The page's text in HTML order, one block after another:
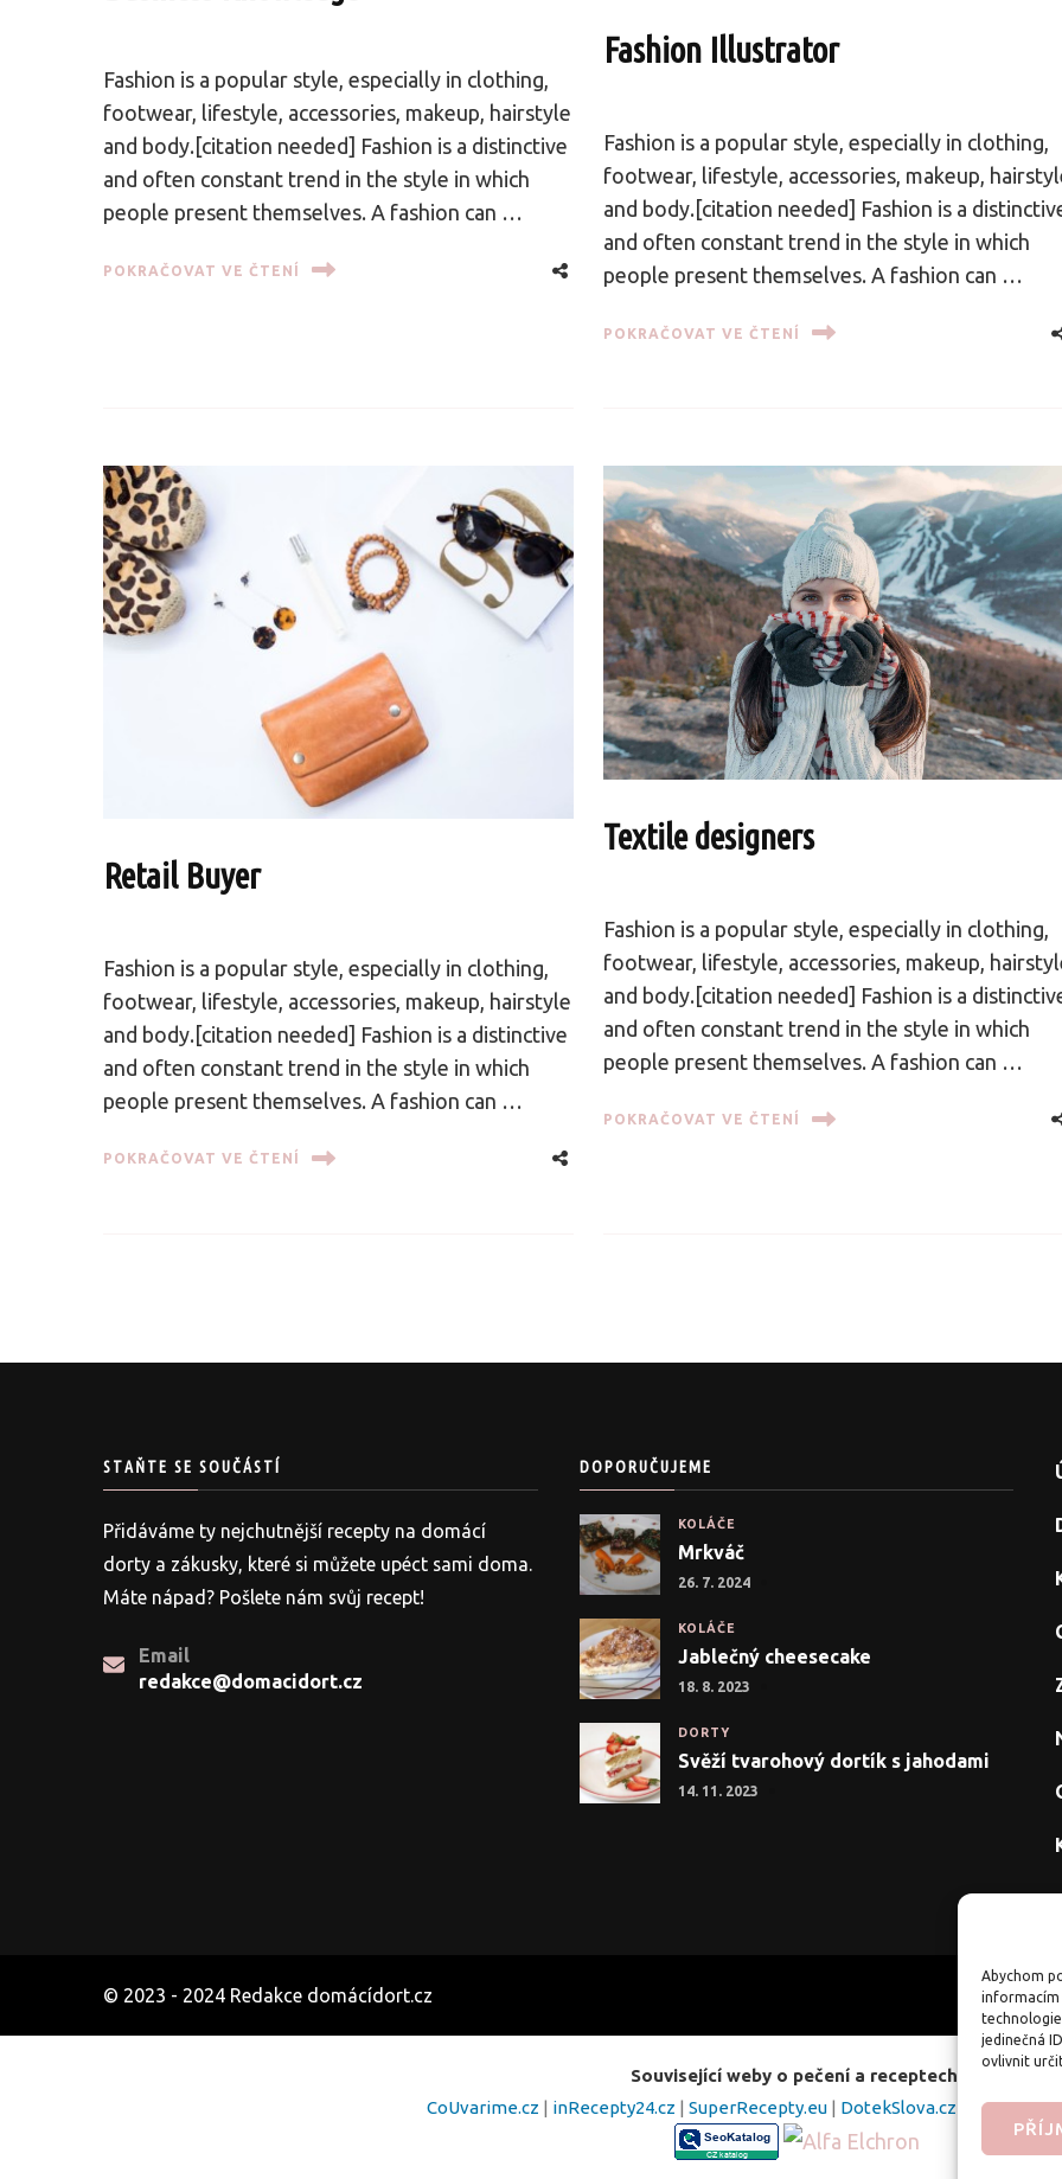
Abychom
informacím
jedinečná
ovlivnit
Fashion is a popular style, especially in clothing,
footwear, lifestyle, accessories, makeup, hairstyle
and body.[citation needed] Fashion is a distinctive
and often constant trend in the style in which
people present themselves. A fashion can …
POKRAČOVAT VE ČTENÍ
Fashion Illustrator
Fashion is a popular style, especially in clothing,
footwear, lifestyle, accessories, makeup,
and body.[citation needed] Fashion is a
and often constant trend in the style in which
people present themselves. A fashion can …
POKRAČOVAT VE ČTENÍ
Retail Buyer
Fashion is a popular style, especially in clothing,
footwear, lifestyle, accessories, makeup, hairstyle
and body.[citation needed] Fashion is a distinctive
and often constant trend in the style in which
people present themselves. A fashion can …
POKRAČOVAT VE ČTENÍ
Textile designers
Fashion is a popular style, especially in clothing,
footwear, lifestyle, accessories, makeup,
and body.[citation needed] Fashion is a
and often constant trend in the style in which
people present themselves. A fashion can …
POKRAČOVAT VE ČTENÍ
STAŇTE SE SOUČÁSTÍ
Přidáváme ty nejchutnější recepty na domácí
dorty a zákusky, které si můžete upéct sami doma.
Máte nápad? Pošlete nám svůj recept!
Email
redakce@domacidort.cz
DOPORUČUJEME
KOLÁČE
Mrkváč
26. 7. 2024
KOLÁČE
Jablečný cheesecake
18. 8. 2023
DORTY
Svěží tvarohový dortík s jahodami
14. 11. 2023
© 2023 - 2024 Redakce domácídort.cz
Související weby o pečení a receptech:
CoUvarime.cz | inRecepty24.cz | SuperRecepty.eu | DotekSlova.cz Osobní